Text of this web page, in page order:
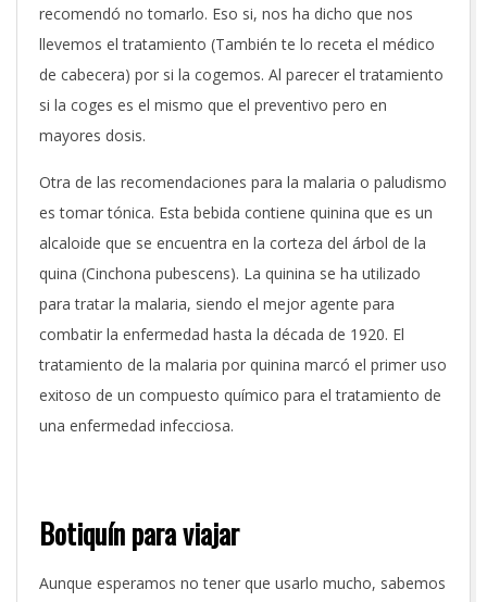
recomendó no tomarlo. Eso si, nos ha dicho que nos
llevemos el tratamiento (También te lo receta el médico
de cabecera) por si la cogemos. Al parecer el tratamiento
si la coges es el mismo que el preventivo pero en
mayores dosis.
Otra de las recomendaciones para la malaria o paludismo
es tomar tónica. Esta bebida contiene quinina que es un
alcaloide que se encuentra en la corteza del árbol de la
quina (Cinchona pubescens). La quinina se ha utilizado
para tratar la malaria, siendo el mejor agente para
combatir la enfermedad hasta la década de 1920. El
tratamiento de la malaria por quinina marcó el primer uso
exitoso de un compuesto químico para el tratamiento de
una enfermedad infecciosa.
Botiquín para viajar
Aunque esperamos no tener que usarlo mucho, sabemos